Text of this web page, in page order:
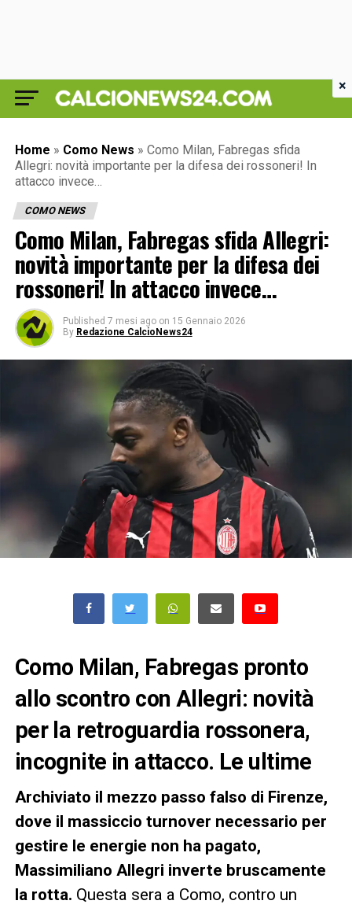
Home » Como News » Como Milan, Fabregas sfida
Allegri: novità importante per la difesa dei rossoneri! In
attacco invece…
COMO NEWS
Como Milan, Fabregas sfida Allegri:
novità importante per la difesa dei
rossoneri! In attacco invece…
Published 7 mesi ago on 15 Gennaio 2026
By Redazione CalcioNews24
Como Milan, Fabregas pronto
allo scontro con Allegri: novità
per la retroguardia rossonera,
incognite in attacco. Le ultime
Archiviato il mezzo passo falso di Firenze,
dove il massiccio turnover necessario per
gestire le energie non ha pagato,
Massimiliano Allegri inverte bruscamente
la rotta. Questa sera a Como, contro un
×